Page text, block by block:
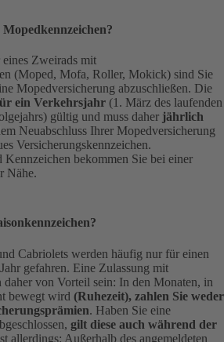
Zweirads mit
(Moped, Mofa, Roller, Mokick) sind Sie
Mopedversicherung abzuschließen. Die
ein Verkehrsjahr (1. März des laufenden
gültig und muss daher jährlich
Neuabschluss Ihrer Mopedversicherung
Versicherungskennzeichen.
Kennzeichen bekommen Sie bei einer
Nähe.
Cabriolets werden häufig nur für einen
gefahren. Eine Zulassung mit
daher von Vorteil sein: In den Monaten, in
bewegt wird (Ruhezeit), zahlen Sie weder
. Haben Sie eine
gilt diese auch während der
allerdings: Außerhalb des angemeldeten